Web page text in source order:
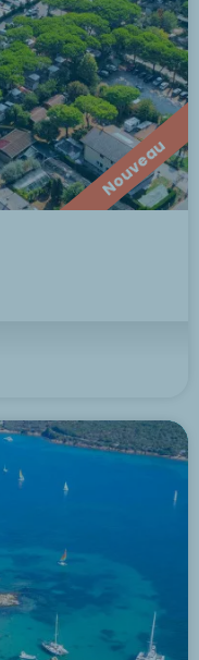
Nouveau